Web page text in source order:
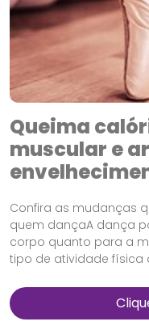
Queima
muscular e
Confira as mudanças
quem dançaA dança
corpo quanto para a
tipo de atividade física